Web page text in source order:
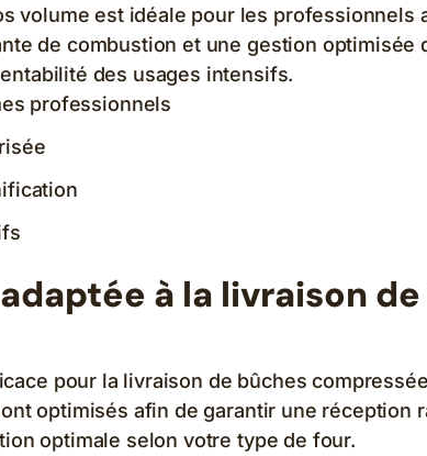
volume est idéale pour les
de combustion et une gestion optimisée
des usages intensifs.
professionnels
à la livraison
pour la livraison de bûches
optimisés afin de garantir une
optimale selon votre type de four.